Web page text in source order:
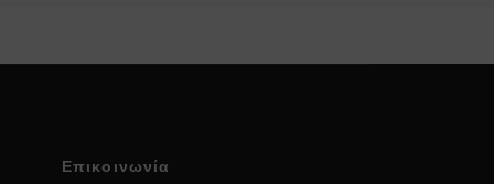
Επικοινωνία